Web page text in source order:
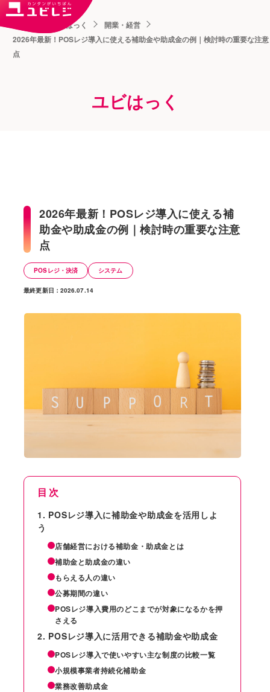
ユビはっく
開業・経営
2026年最新！POSレジ導入に使える補助金や助成金の例｜検討時の重要な注意
点
ユビはっく
2026年最新！POSレジ導入に使える補
助金や助成金の例｜検討時の重要な注意
点
POSレジ・決済 システム
最終更新日：2026.07.14
目次
POSレジ導入に補助金や助成金を活用しよ
う
店舗経営における補助金・助成金とは
補助金と助成金の違い
もらえる人の違い
公募期間の違い
POSレジ導入費用のどこまでが対象になるかを押
さえる
POSレジ導入に活用できる補助金や助成金
POSレジ導入で使いやすい主な制度の比較一覧
小規模事業者持続化補助金
業務改善助成金